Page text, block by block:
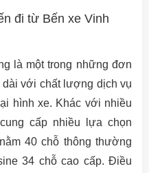
đi từ Bến xe Vinh
là một trong những đơn
với chất lượng dịch vụ
hình xe. Khác với nhiều
cấp nhiều lựa chọn
40 chỗ thông thường
34 chỗ cao cấp. Điều